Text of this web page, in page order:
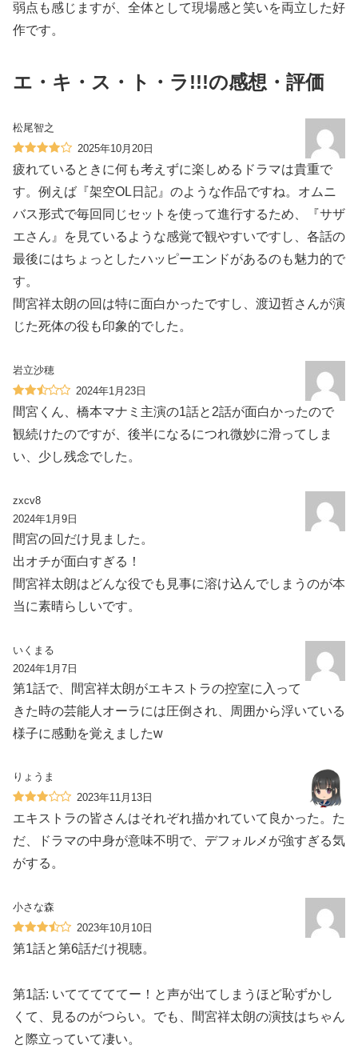
弱点も感じますが、全体として現場感と笑いを両立した好
作です。
エ・キ・ス・ト・ラ!!!の感想・評価
松尾智之
2025年10月20日
疲れているときに何も考えずに楽しめるドラマは貴重で
す。例えば『架空OL日記』のような作品ですね。オムニ
バス形式で毎回同じセットを使って進行するため、『サザ
エさん』を見ているような感覚で観やすいですし、各話の
最後にはちょっとしたハッピーエンドがあるのも魅力的で
す。
間宮祥太朗の回は特に面白かったですし、渡辺哲さんが演
じた死体の役も印象的でした。
岩立沙穂
2024年1月23日
間宮くん、橋本マナミ主演の1話と2話が面白かったので
観続けたのですが、後半になるにつれ微妙に滑ってしま
い、少し残念でした。
zxcv8
2024年1月9日
間宮の回だけ見ました。
出オチが面白すぎる！
間宮祥太朗はどんな役でも見事に溶け込んでしまうのが本
当に素晴らしいです。
いくまる
2024年1月7日
第1話で、間宮祥太朗がエキストラの控室に入って
きた時の芸能人オーラには圧倒され、周囲から浮いている
様子に感動を覚えましたw
りょうま
2023年11月13日
エキストラの皆さんはそれぞれ描かれていて良かった。た
だ、ドラマの中身が意味不明で、デフォルメが強すぎる気
がする。
小さな森
2023年10月10日
第1話と第6話だけ視聴。
第1話: いてててててー！と声が出てしまうほど恥ずかし
くて、見るのがつらい。でも、間宮祥太朗の演技はちゃん
と際立っていて凄い。